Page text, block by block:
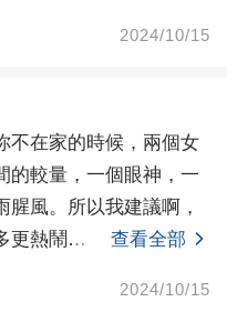
2024/10/15
不在家的時候，兩個女
的較量，一個眼神，一
風。所以我建議啊，
更熱鬧…
查看全部
2024/10/15